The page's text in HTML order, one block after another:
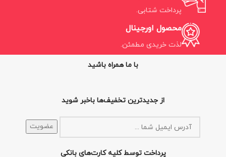
پرداخت شتابی.
محصول اورجینال
لذت خریدی مطمئن.
با ما همراه باشید
از جدیدترین تخفیف‌ها باخبر شوید
پرداخت توسط کلیه کارت‌های بانکی